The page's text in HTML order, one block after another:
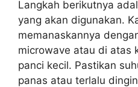
Langkah berikutnya
yang akan digunakan.
memanaskannya
microwave atau di atas
panci kecil. Pastikan
panas atau terlalu